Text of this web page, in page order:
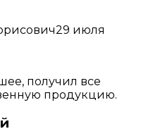
29 июля
получил все
продукцию.